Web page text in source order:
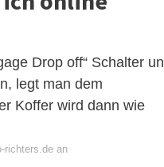
Drop off“ Schalter
legt man dem
Koffer wird dann wie
richters.de an